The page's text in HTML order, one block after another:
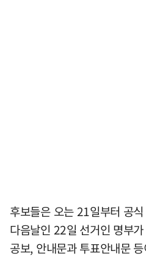
후보들은 오는 21일부터 공
다음날인 22일 선거인 명부
공보, 안내문과 투표안내문